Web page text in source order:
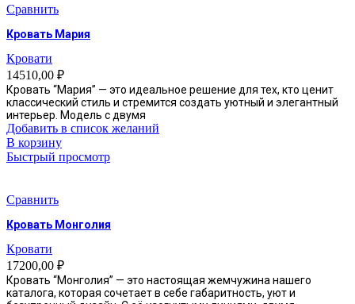
Сравнить
Кровать Мария
Кровати
14510,00 ₽
Кровать “Мария” — это идеальное решение для тех, кто ценит
классический стиль и стремится создать уютный и элегантный
интерьер. Модель с двумя
Добавить в список желаний
В корзину
Быстрый просмотр
Сравнить
Кровать Монголия
Кровати
17200,00 ₽
Кровать “Монголия” — это настоящая жемчужина нашего
каталога, которая сочетает в себе габаритность, уют и